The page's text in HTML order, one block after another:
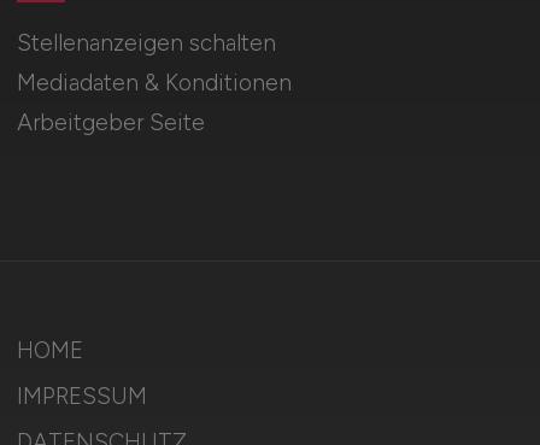
Stellenanzeigen schalten
Mediadaten & Konditionen
Arbeitgeber Seite
HOME
IMPRESSUM